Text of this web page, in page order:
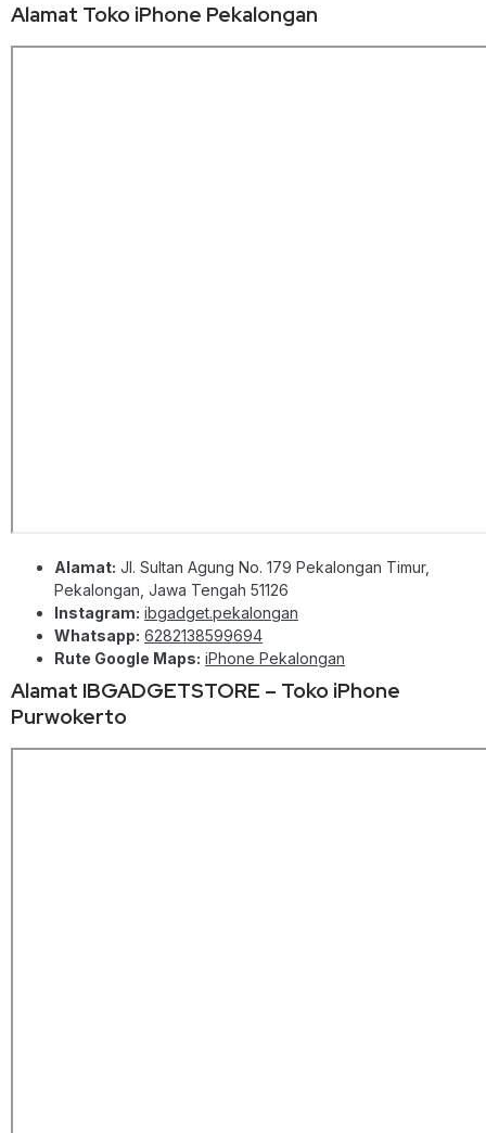
Alamat Toko iPhone Pekalongan
Alamat: Jl. Sultan Agung No. 179 Pekalongan Timur,
Pekalongan, Jawa Tengah 51126
Instagram: ibgadget.pekalongan
Whatsapp: 6282138599694
Rute Google Maps: iPhone Pekalongan
Alamat IBGADGETSTORE – Toko iPhone
Purwokerto